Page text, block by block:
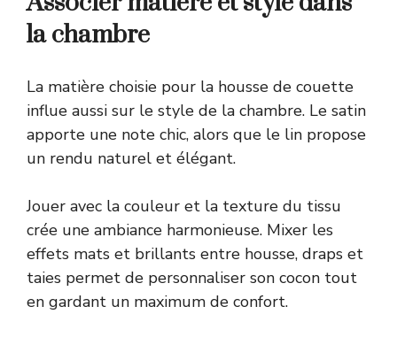
la chambre
La matière choisie pour la housse de couette
influe aussi sur le style de la chambre. Le satin
apporte une note chic, alors que le lin propose
un rendu naturel et élégant.
Jouer avec la couleur et la texture du tissu
crée une ambiance harmonieuse. Mixer les
effets mats et brillants entre housse, draps et
taies permet de personnaliser son cocon tout
en gardant un maximum de confort.